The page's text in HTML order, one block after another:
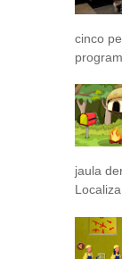
cinco
jaula